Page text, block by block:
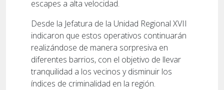
escapes a alta velocidad.
Desde la Jefatura de la Unidad Regional XVII
indicaron que estos operativos continuarán
realizándose de manera sorpresiva en
diferentes barrios, con el objetivo de llevar
tranquilidad a los vecinos y disminuir los
índices de criminalidad en la región.